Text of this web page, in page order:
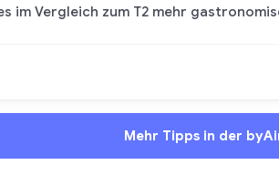
im Vergleich zum T2 mehr
Mehr Tipps in der